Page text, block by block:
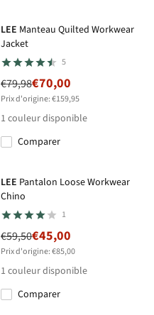
LEE Manteau Quilted Workwear
Jacket
5
€79,98€70,00
Prix d'origine: €159,95
1 couleur disponible
Comparer
LEE Pantalon Loose Workwear
Chino
1
€59,50€45,00
Prix d'origine: €85,00
1 couleur disponible
Comparer